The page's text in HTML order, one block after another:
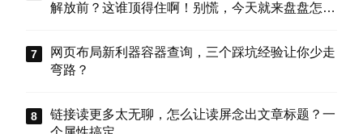
解放前？这谁顶得住啊！别慌，今天就来盘盘怎么
车”。
网页布局新利器容器查询，三个踩坑经验让你少走
弯路？
链接读更多太无聊，怎么让读屏念出文章标题？一